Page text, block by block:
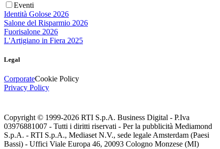
Eventi
Identità Golose 2026
Salone del Risparmio 2026
Fuorisalone 2026
L'Artigiano in Fiera 2025
Legal
CorporateCookie Policy
Privacy Policy
Copyright © 1999-2026 RTI S.p.A. Business Digital - P.Iva
03976881007 - Tutti i diritti riservati - Per la pubblicità Mediamond
S.p.A. - RTI S.p.A., Mediaset N.V., sede legale Amsterdam (Paesi
Bassi) - Uffici Viale Europa 46, 20093 Cologno Monzese (MI)